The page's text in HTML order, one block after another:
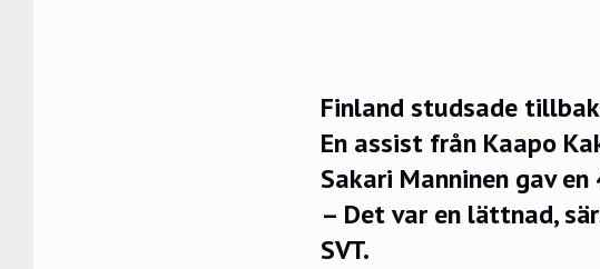
Finland studsade
En assist från Kaapo
Sakari Manninen gav
– Det var en lättnad,
SVT.